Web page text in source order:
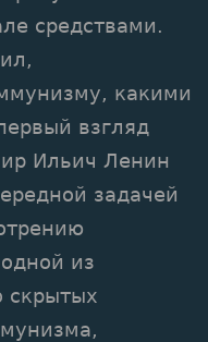
средствами.
какими
взгляд
Ильич Ленин
задачей
из
скрытых